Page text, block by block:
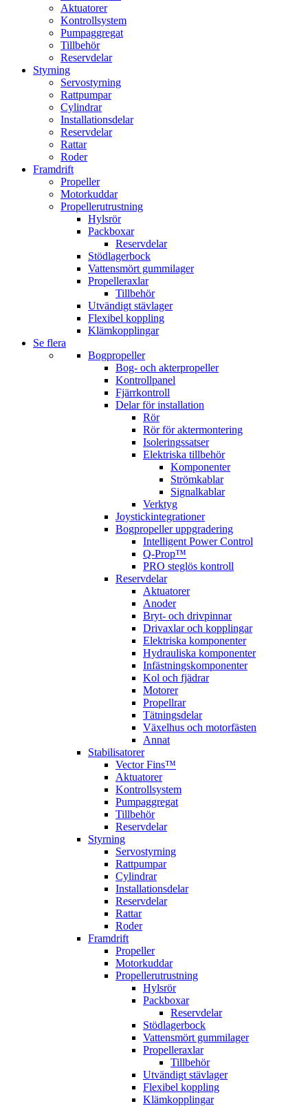
Aktuatorer
Kontrollsystem
Pumpaggregat
Tillbehör
Reservdelar
Styrning
Servostyrning
Rattpumpar
Cylindrar
Installationsdelar
Reservdelar
Rattar
Roder
Framdrift
Propeller
Motorkuddar
Propellerutrustning
Hylsrör
Packboxar
Reservdelar
Stödlagerbock
Vattensmört gummilager
Propelleraxlar
Tillbehör
Utvändigt stävlager
Flexibel koppling
Klämkopplingar
Se flera
Bogpropeller
Bog- och akterpropeller
Kontrollpanel
Fjärrkontroll
Delar för installation
Rör
Rör för aktermontering
Isoleringssatser
Elektriska tillbehör
Komponenter
Strömkablar
Signalkablar
Verktyg
Joystickintegrationer
Bogpropeller uppgradering
Intelligent Power Control
Q-Prop™
PRO steglös kontroll
Reservdelar
Aktuatorer
Anoder
Bryt- och drivpinnar
Drivaxlar och kopplingar
Elektriska komponenter
Hydrauliska komponenter
Infästningskomponenter
Kol och fjädrar
Motorer
Propellrar
Tätningsdelar
Växelhus och motorfästen
Annat
Stabilisatorer
Vector Fins™
Aktuatorer
Kontrollsystem
Pumpaggregat
Tillbehör
Reservdelar
Styrning
Servostyrning
Rattpumpar
Cylindrar
Installationsdelar
Reservdelar
Rattar
Roder
Framdrift
Propeller
Motorkuddar
Propellerutrustning
Hylsrör
Packboxar
Reservdelar
Stödlagerbock
Vattensmört gummilager
Propelleraxlar
Tillbehör
Utvändigt stävlager
Flexibel koppling
Klämkopplingar